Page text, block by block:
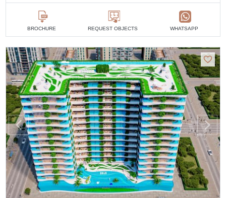
BROCHURE REQUEST OBJECTS WHATSAPP